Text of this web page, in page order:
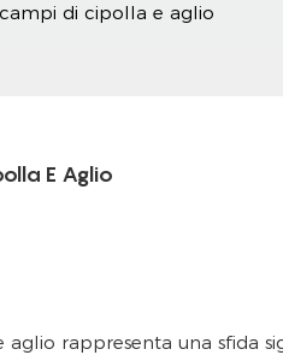
di cipolla e aglio
E Aglio
rappresenta una sfida